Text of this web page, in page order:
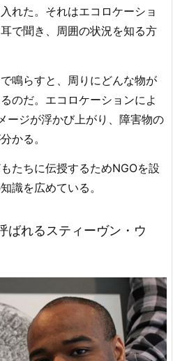
れた。それはエコロケーショ
で聞き、周囲の状況を知る方
鳴らすと、周りにどんな物が
のだ。エコロケーションによ
ージが浮かび上がり、障害物の
かる。
たちに伝授するためNGOを設
識を広めている。
ばれるスティーヴン・ウ